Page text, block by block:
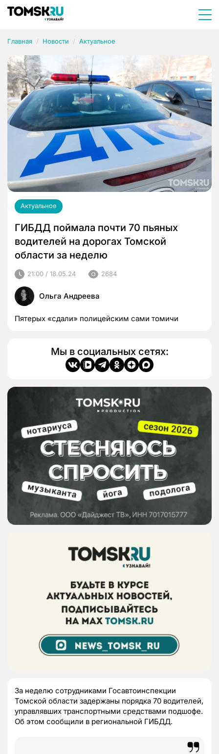
Главная Новости Актуальное
Актуальное
ГИБДД поймала почти 70 пьяных
водителей на дорогах Томской
области за неделю
21:00 / 18.05.24 2684
Ольга Андреева
Пятерых «сдали» полицейским сами томичи
Мы в социальных сетях:
За неделю сотрудниками Госавтоинспекции
Томской области задержаны порядка 70 водителей,
управлявших транспортными средствами подшофе.
Об этом сообщили в региональной ГИБДД.